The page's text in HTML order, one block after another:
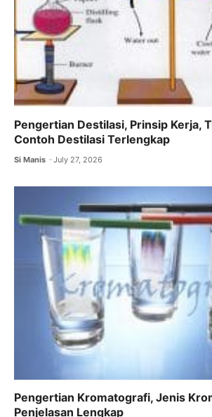
Pengertian Destilasi, Prinsip Kerja,
Contoh Destilasi Terlengkap
Si Manis July 27, 2026
Pengertian Kromatografi, Jenis
Penjelasan Lengkap